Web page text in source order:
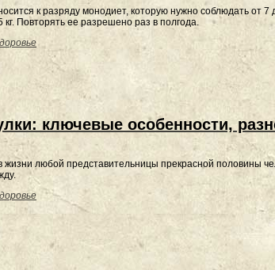
к разряду монодиет, которую нужно соблюдать
кг. Повторять ее разрешено раз в полгода.
ключевые особенности,
жизни любой представительницы прекрасной половины